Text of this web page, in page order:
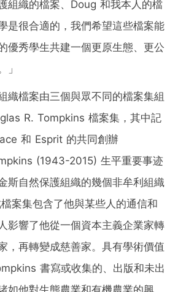
組織的檔案、Doug 和我本人的檔
是很合適的，我們希望這些檔案能
優秀學生共建一個更原生態、更公
」
織檔案由三個與眾不同的檔案集組
R. Tompkins 檔案集，其中記
和 Esprit 的共同創辦
(1943-2015) 生平重要事迹
斯自然保護組織的幾個非牟利組織
案集包含了他與某些人的通信和
影響了他從一個資本主義企業家轉
，再轉變成慈善家。具有學術價值
書寫或收集的、出版和未出
如他對生態農業和有機農業的興